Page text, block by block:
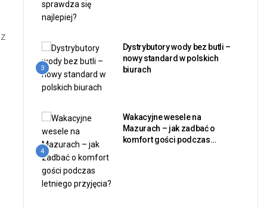
3
Dystrybutory wody bez butli –
nowy standard w polskich
biurach
4
Wakacyjne wesele na
Mazurach – jak zadbać o
komfort gości podczas